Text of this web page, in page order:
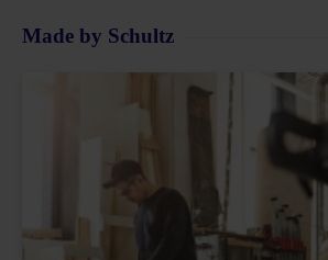
Made by Schultz